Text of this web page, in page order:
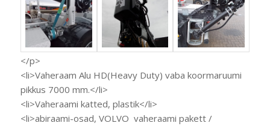
</p>
<li>Vaheraam Alu HD(Heavy Duty) vaba koormaruumi
pikkus 7000 mm.</li>
<li>Vaheraami katted, plastik</li>
<li>abiraami-osad, VOLVO vaheraami pakett /